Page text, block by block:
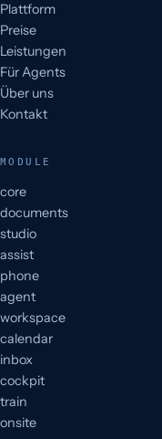
Plattform
Preise
Leistungen
Für Agents
Über uns
Kontakt
MODULE
core
documents
studio
assist
phone
agent
workspace
calendar
inbox
cockpit
train
onsite